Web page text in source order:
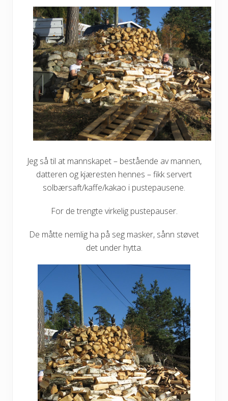
Jeg så til at mannskapet – bestående av mannen,
datteren og kjæresten hennes – fikk servert
solbærsaft/kaffe/kakao i pustepausene.
For de trengte virkelig pustepauser.
De måtte nemlig ha på seg masker, sånn støvet
det under hytta.